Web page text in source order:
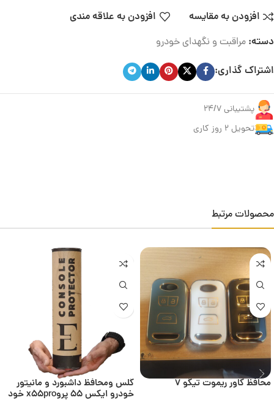
افزودن به مقایسه
افزودن به علاقه مندی
دسته: مراقبت و نگهدای خودرو
اشتراک گذاری:
پشتیبانی 24/7
تحویل ۲ روز کاری
محصولات مرتبط
محافظ کاور ریموت تیگو 7 گلس و‌محافظ داشبورد و مانیتور
خودرو ایکس ۵۵ پروx55pro خود